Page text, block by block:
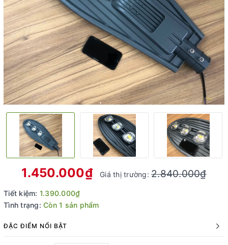
1.450.000₫ Giá thị trường:2.840.000₫
Tiết kiệm: 1.390.000₫
Tình trạng: Còn 1 sản phẩm
ĐẶC ĐIỂM NỔI BẬT